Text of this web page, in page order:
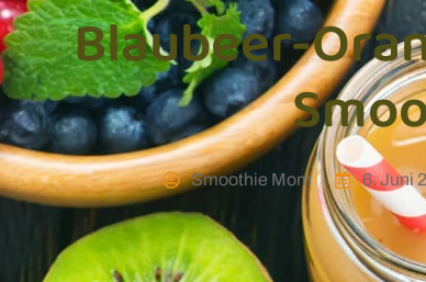
Blaubeer-
Smoothie Mom 6. Juni